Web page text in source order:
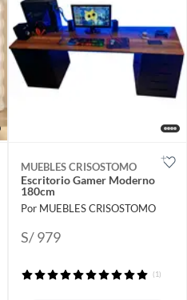
MUEBLES CRISOSTOMO
Escritorio Gamer Moderno
180cm
Por MUEBLES CRISOSTOMO
S/ 979
(1)